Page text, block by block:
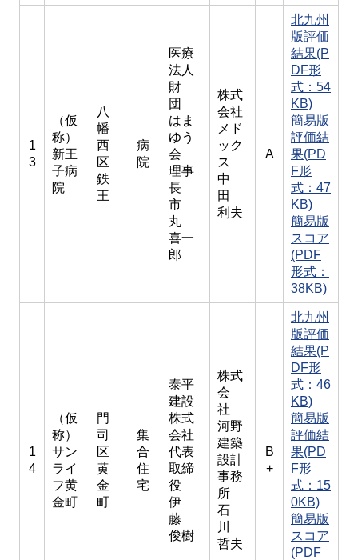
1
3
（仮
称）
新王
子病
院
八
幡
西
区
鉄
王
病
院
医療
法人
財
団
はま
ゆう
会
理事
長
市
丸
喜一
郎
株式
会社
メド
ック
ス
中
田
利夫
A
北九州
版評価
結果(P
DF形
式：54
KB)
簡易版
評価結
果(PD
F形
式：47
KB)
簡易版
スコア
(PDF
形式：
38KB)
1
4
（仮
称）
サン
ライ
フ黄
金町
門
司
区
黄
金
町
集
合
住
宅
泰平
建設
株式
会社
代表
取締
役
伊
藤
俊樹
株式
会
社
河野
建築
設計
事務
所
石
川
哲夫
B
+
北九州
版評価
結果(P
DF形
式：46
KB)
簡易版
評価結
果(PD
F形
式：15
0KB)
簡易版
スコア
(PDF